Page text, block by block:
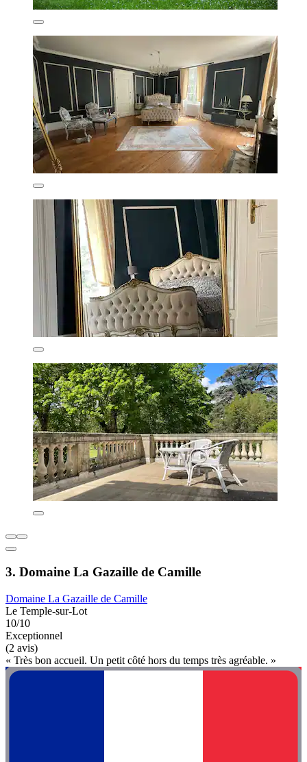
3. Domaine La Gazaille de Camille
Domaine La Gazaille de Camille
Le Temple-sur-Lot
10/10
Exceptionnel
(2 avis)
« Très bon accueil. Un petit côté hors du temps très agréable. »